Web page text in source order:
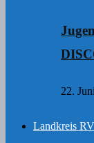
22.
Landkreis RV